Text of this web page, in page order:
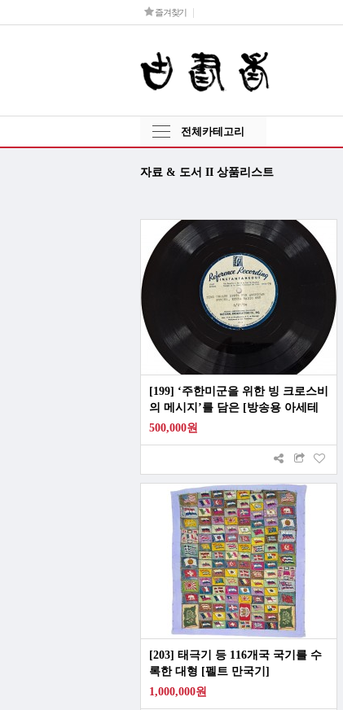
즐겨찾기
전체카테고리
자료 & 도서 II 상품리스트
[199] ‘주한미군을 위한 빙 크로스비
의 메시지’를 담은 [방송용 아세테
이트(ACETATE) 디스크]
500,000원
[203] 태극기 등 116개국 국기를 수
록한 대형 [펠트 만국기]
1,000,000원